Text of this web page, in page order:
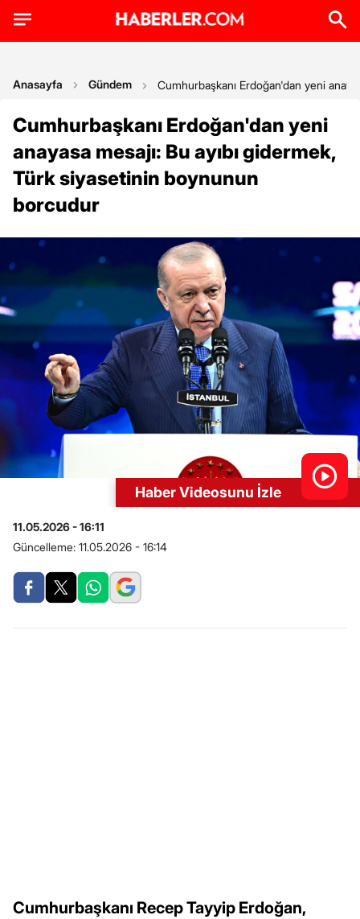
Anasayfa Gündem Cumhurbaşkanı Erdoğan'dan yeni
Cumhurbaşkanı Erdoğan'dan yeni
anayasa mesajı: Bu ayıbı gidermek,
Türk siyasetinin boynunun
borcudur
Haber Videosunu İzle
11.05.2026 - 16:11
Güncelleme: 11.05.2026 - 16:14
Cumhurbaşkanı Recep Tayyip Erdoğan,